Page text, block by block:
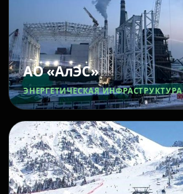
АО «АлЭС»
ЭНЕРГЕТИЧЕСКАЯ ИНФРАСТРУКТУРА